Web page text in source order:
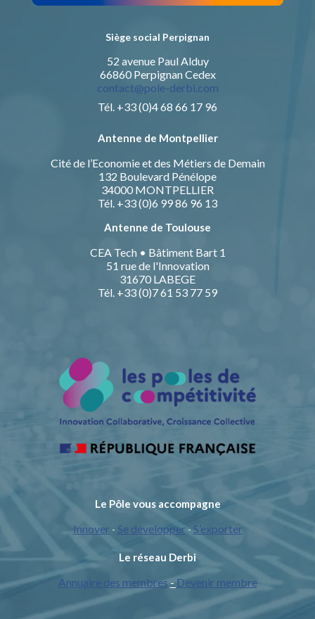
Siège social Perpignan
52 avenue Paul Alduy
66860 Perpignan Cedex
contact@pole-derbi.com
Tél. +33 (0)4 68 66 17 96
Antenne de Montpellier
Cité de l’Economie et des Métiers de Demain
132 Boulevard Pénélope
34000 MONTPELLIER
Tél. +33 (0)6 99 86 96 13
Antenne de Toulouse
CEA Tech • Bâtiment Bart 1
51 rue de l'Innovation
31670 LABEGE
Tél. +33 (0)7 61 53 77 59
Le Pôle vous accompagne
Innover - Se développer- S’exporter
Le réseau Derbi
Annuaire des membres - Devenir membre